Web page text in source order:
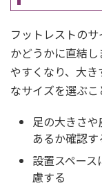
フットレストの
かどうかに直結
やすくなり、大
なサイズを選ぶこ
足の大きさ
あるか確認す
設置スペー
慮する